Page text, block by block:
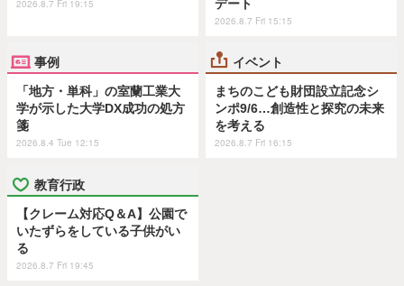
2026.8.7 Fri 19:15
デート
2026.8.7 Fri 15:15
事例
「地方・単科」の室蘭工業大
学が示した大学DX成功の処方
箋
2026.8.4 Tue 12:15
イベント
まちのこども財団設立記念シ
ンポ9/6…創造性と探究の未来
を考える
2026.8.7 Fri 16:15
教育行政
【クレーム対応Q＆A】公園で
いたずらをしている子供がい
る
2026.8.7 Fri 19:45